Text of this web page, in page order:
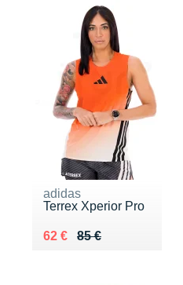
adidas
Terrex Xperior Pro
85 €
Au lieu de 85 €
62 €
Vendu 62 €